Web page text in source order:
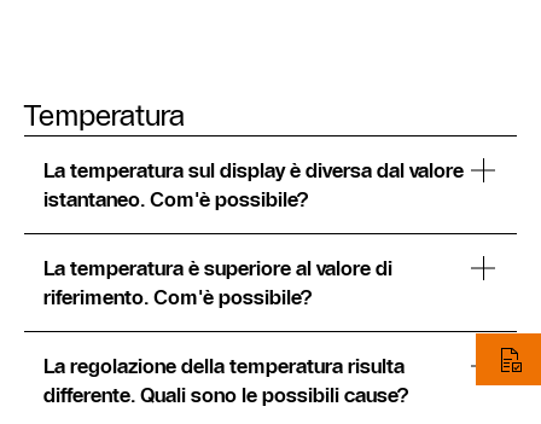
Temperatura
La temperatura sul display è diversa dal valore
istantaneo. Com'è possibile?
La temperatura è superiore al valore di
riferimento. Com'è possibile?
La regolazione della temperatura risulta
differente. Quali sono le possibili cause?